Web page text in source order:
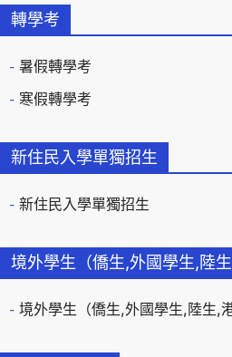
轉學考
暑假轉學考
寒假轉學考
新住民入學單獨招生
新住民入學單獨招生
境外學生（僑生,外國學生,陸生
境外學生（僑生,外國學生,陸生,港